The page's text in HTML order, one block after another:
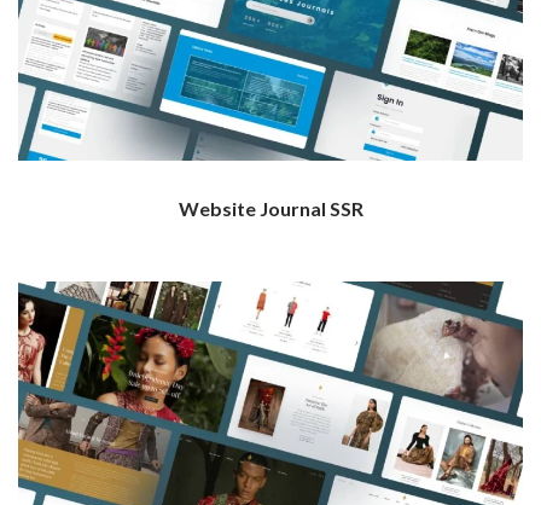
Website Journal SSR